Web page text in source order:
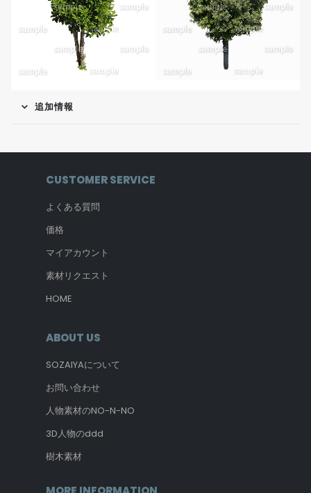
追加情報
CUSTOMER SERVICE
よくある質問
価格
マイアカウント
素材リクエスト
HOME
ABOUT US
SOZAIYAについて
お問い合わせ
人物素材のNO-N-NO
3D人物のddd
樹木素材